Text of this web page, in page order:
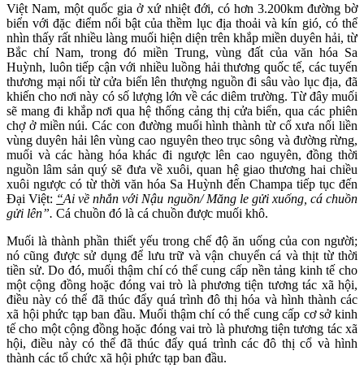
Việt Nam, một quốc gia ở xứ nhiệt đới, có hơn 3.200km đường bờ
biển với đặc điểm nổi bật của thềm lục địa thoải và kín gió, có thể
nhìn thấy rất nhiều làng muối hiện diện trên khắp miền duyên hải, từ
Bắc chí Nam, trong đó miền Trung, vùng đất của văn hóa Sa
Huỳnh, luôn tiếp cận với nhiều luồng hải thương quốc tế, các tuyến
thương mại nối từ cửa biển lên thượng nguồn đi sâu vào lục địa, đã
khiến cho nơi này có số lượng lớn về các diêm trường. Từ đây muối
sẽ mang đi khắp nơi qua hệ thống cảng thị cửa biển, qua các phiên
chợ ở miền núi. Các con đường muối hình thành từ cổ xưa nối liền
vùng duyên hải lên vùng cao nguyên theo trục sông và đường rừng,
muối và các hàng hóa khác đi ngược lên cao nguyên, đồng thời
nguồn lâm sản quý sẽ đưa về xuôi, quan hệ giao thương hai chiều
xuôi ngược có từ thời văn hóa Sa Huỳnh đến Champa tiếp tục đến
Đại Việt: “Ai về nhắn với Nậu nguồn/ Măng le gửi xuống, cá chuồn
gửi lên”. Cá chuồn đó là cá chuồn được muối khô.
Muối là thành phần thiết yếu trong chế độ ăn uống của con người;
nó cũng được sử dụng để lưu trữ và vận chuyển cá và thịt từ thời
tiền sử. Do đó, muối thậm chí có thể cung cấp nền tảng kinh tế cho
một cộng đồng hoặc đóng vai trò là phương tiện tương tác xã hội,
điều này có thể đã thúc đẩy quá trình đô thị hóa và hình thành các
xã hội phức tạp ban đầu. Muối thậm chí có thể cung cấp cơ sở kinh
tế cho một cộng đồng hoặc đóng vai trò là phương tiện tương tác xã
hội, điều này có thể đã thúc đẩy quá trình các đô thị cổ và hình
thành các tổ chức xã hội phức tạp ban đầu.